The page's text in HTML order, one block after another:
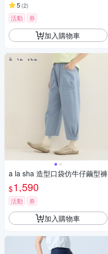
5 (2)
活動 券
加入購物車
a la sha 造型口袋仿牛仔繭型褲
$1,590
活動 券
加入購物車